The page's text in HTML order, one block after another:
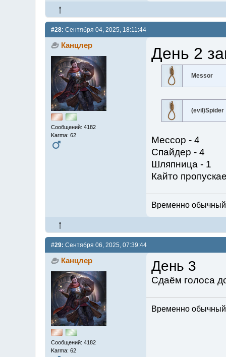
#28: Сентября 04, 2025, 18:11:44
Канцлер
Сообщений: 4182
Karma: 62
День 2
Messor
(evil)Spider
Мессор - 4
Спайдер - 4
Шляпница - 1
Кайто
Временно обычный
#29: Сентября 06, 2025, 07:39:44
Канцлер
Сообщений: 4182
Karma: 62
День 3
Сдаём голоса
Временно обычный